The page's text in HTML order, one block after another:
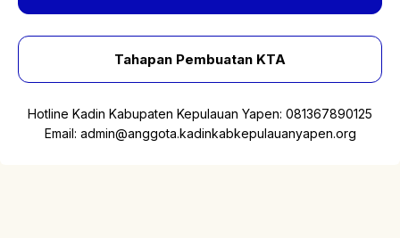
Tahapan Pembuatan KTA
Hotline Kadin Kabupaten Kepulauan Yapen: 081367890125
Email: admin@anggota.kadinkabkepulauanyapen.org